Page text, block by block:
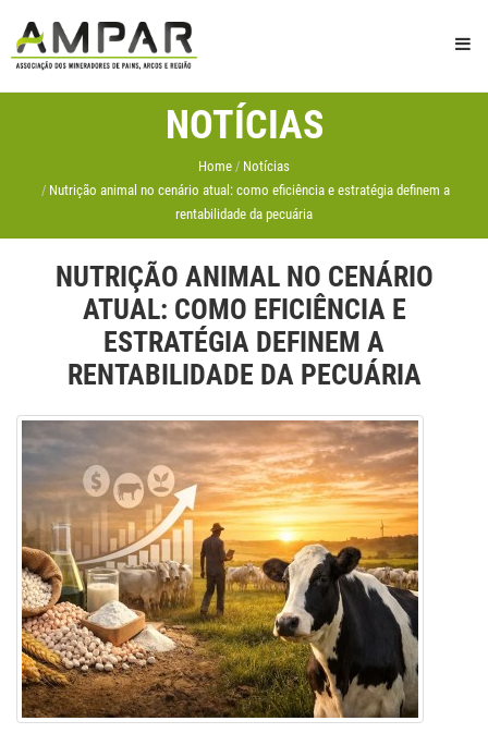
NOTÍCIAS
Home
Notícias
Nutrição animal no cenário atual: como eficiência e estratégia definem a
rentabilidade da pecuária
NUTRIÇÃO ANIMAL NO CENÁRIO
ATUAL: COMO EFICIÊNCIA E
ESTRATÉGIA DEFINEM A
RENTABILIDADE DA PECUÁRIA